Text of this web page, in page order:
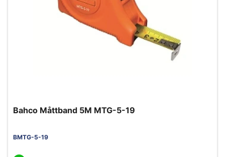
Bahco Måttband 5M MTG-5-19
BMTG-5-19